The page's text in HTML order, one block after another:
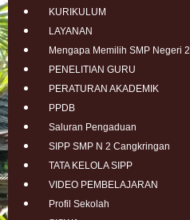
KURIKULUM
LAYANAN
Mengapa Memilih SMP Negeri
PENELITIAN GURU
PERATURAN AKADEMIK
PPDB
Saluran Pengaduan
SIPP SMP N 2 Cangkringan
TATA KELOLA SIPP
VIDEO PEMBELAJARAN
Profil Sekolah